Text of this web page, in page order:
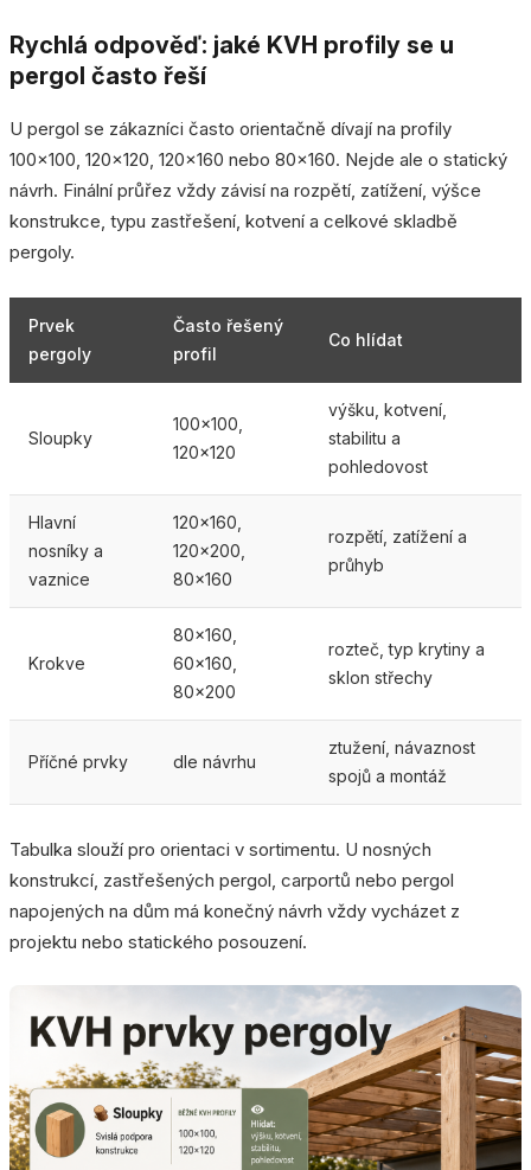
Rychlá odpověď: jaké KVH profily se u
pergol často řeší
U pergol se zákazníci často orientačně dívají na profily
100x100, 120x120, 120x160 nebo 80x160. Nejde ale o statický
návrh. Finální průřez vždy závisí na rozpětí, zatížení, výšce
konstrukce, typu zastřešení, kotvení a celkové skladbě
pergoly.
Prvek
pergoly
Často řešený
profil
Co hlídat
Sloupky
100x100,
120x120
výšku, kotvení,
stabilitu a
pohledovost
Hlavní
nosníky a
vaznice
120x160,
120x200,
80x160
rozpětí, zatížení a
průhyb
Krokve
80x160,
60x160,
80x200
rozteč, typ krytiny a
sklon střechy
Příčné prvky dle návrhu
ztužení, návaznost
spojů a montáž
Tabulka slouží pro orientaci v sortimentu. U nosných
konstrukcí, zastřešených pergol, carportů nebo pergol
napojených na dům má konečný návrh vždy vycházet z
projektu nebo statického posouzení.